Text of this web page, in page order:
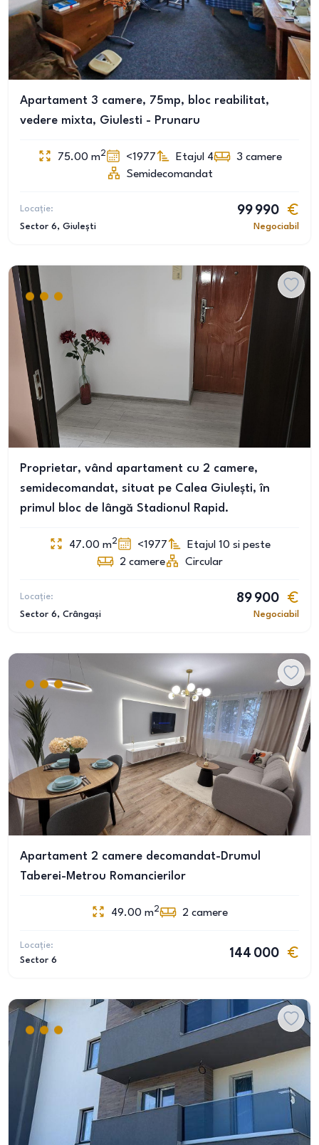
Apartament 3 camere, 75mp, bloc reabilitat,
vedere mixta, Giulesti - Prunaru
75.00 m2 <1977 Etajul 4 3 camere
Semidecomandat
Locație:
Sector 6, Giulești
99 990
Negociabil
Proprietar, vând apartament cu 2 camere,
semidecomandat, situat pe Calea Giulești, în
primul bloc de lângă Stadionul Rapid.
47.00 m2 <1977
Etajul 10 si peste
2 camere Circular
Locație:
Sector 6, Crângași
89 900
Negociabil
Apartament 2 camere decomandat-Drumul
Taberei-Metrou Romancierilor
49.00 m2 2 camere
Locație:
Sector 6
144 000